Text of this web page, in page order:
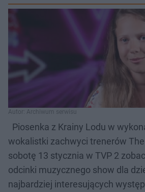
Autor: Archiwum serwisu
Piosenka z Krainy Lodu w
wokalistki zachwyci trenerów
sobotę 13 stycznia w TVP 2
odcinki muzycznego show dla
najbardziej interesujących